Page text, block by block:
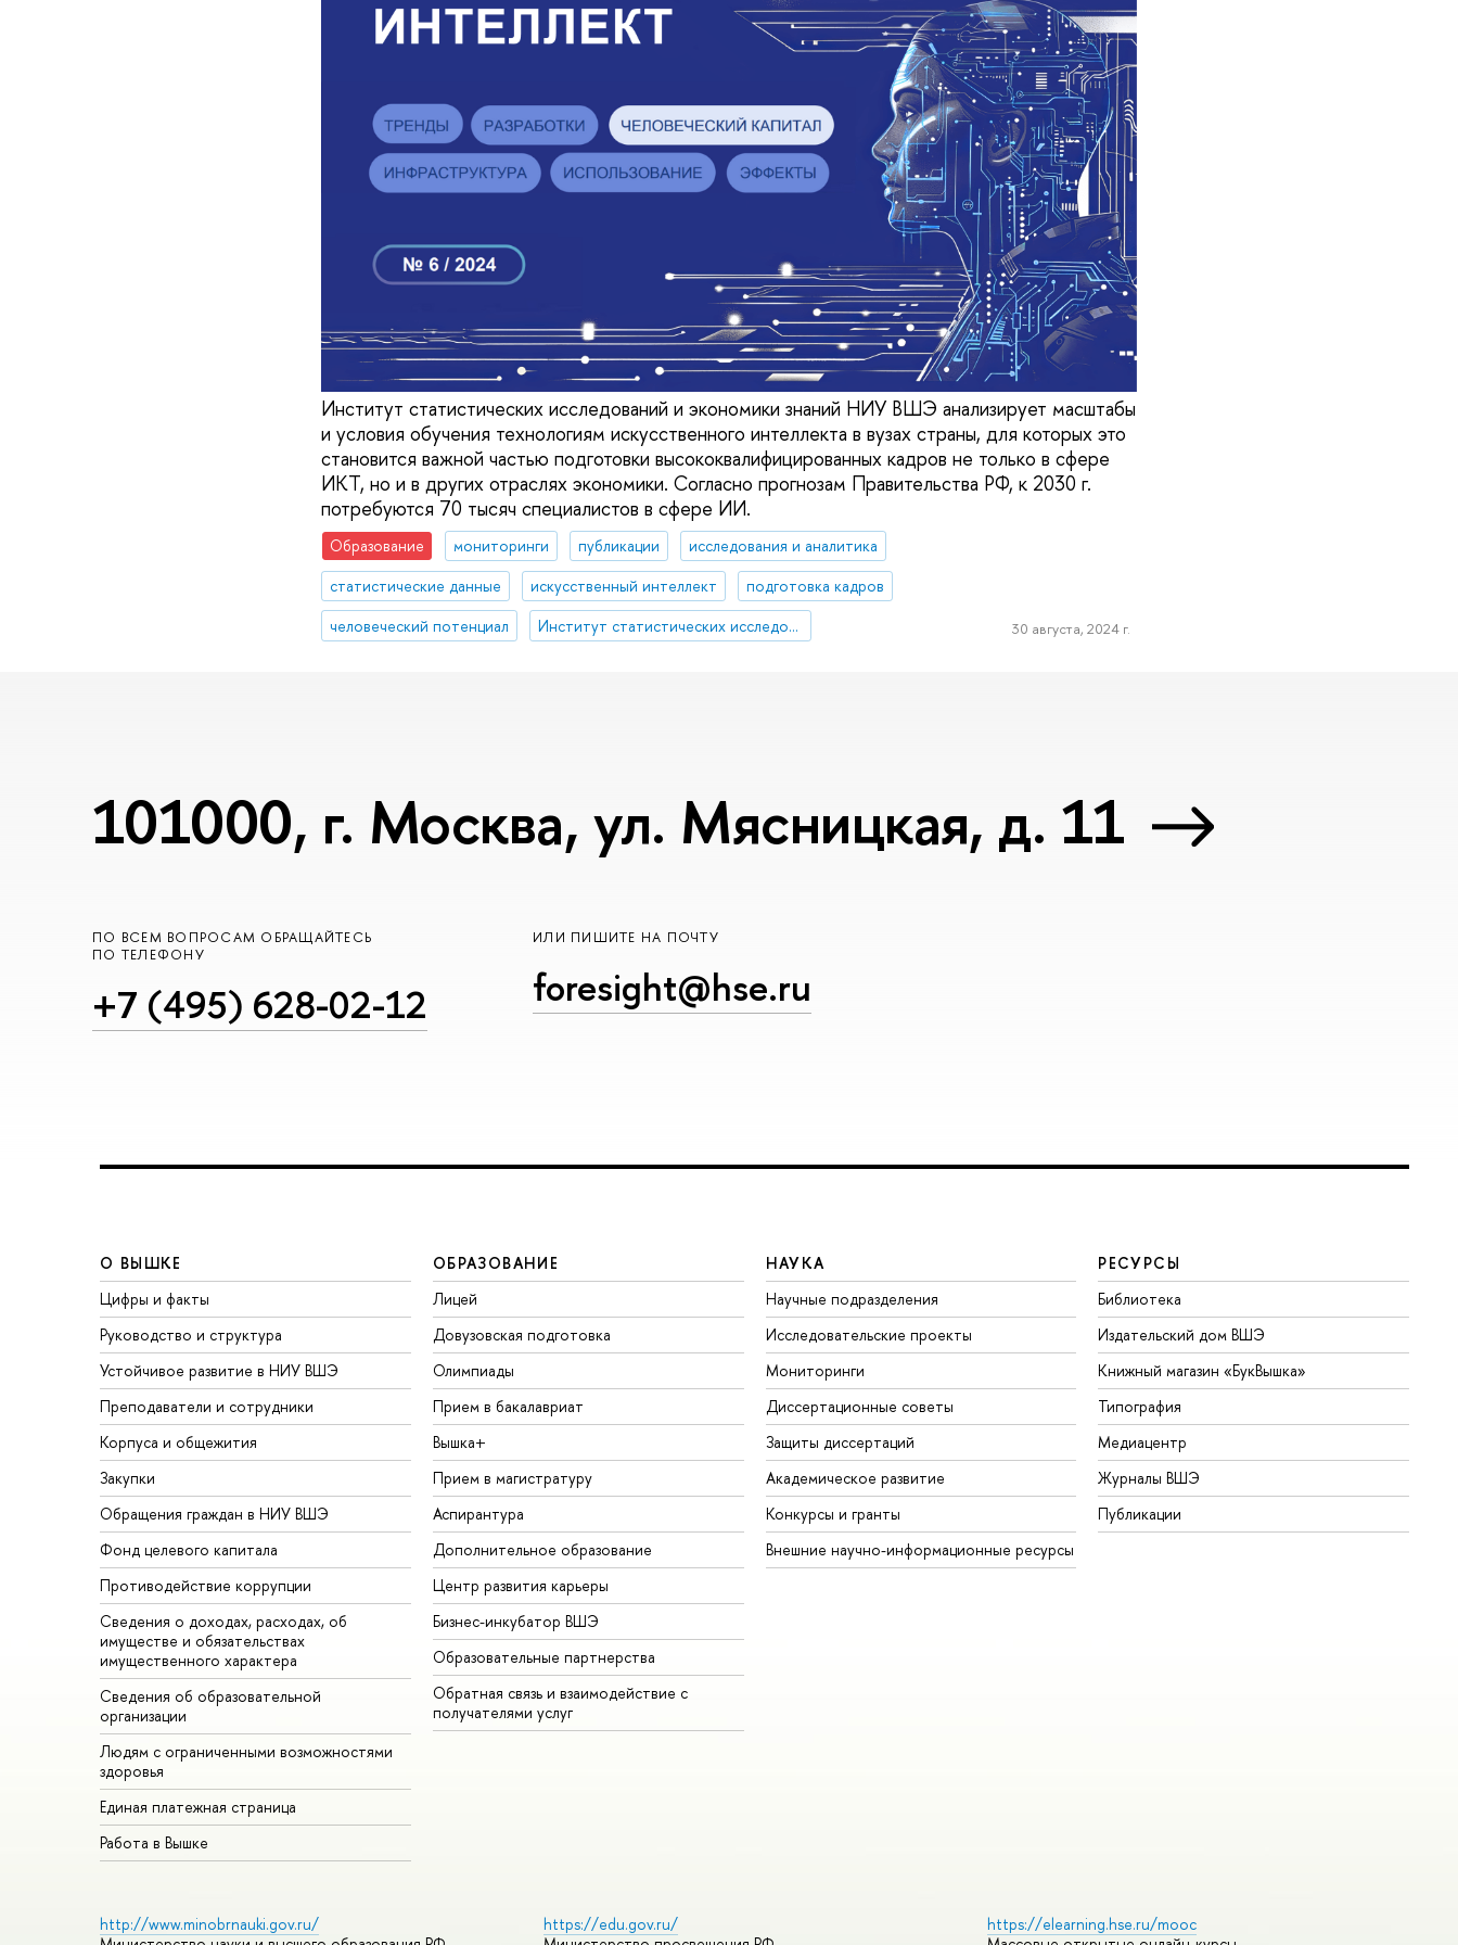
Институт статистических исследований и экономики знаний НИУ ВШЭ анализирует масштабы
и условия обучения технологиям искусственного интеллекта в вузах страны, для которых это
становится важной частью подготовки высококвалифицированных кадров не только в сфере
ИКТ, но и в других отраслях экономики. Согласно прогнозам Правительства РФ, к 2030 г.
потребуются 70 тысяч специалистов в сфере ИИ.
Образование мониторинги публикации
исследования и аналитика
статистические данные
искусственный интеллект
подготовка кадров
человеческий потенциал
Институт статистических исследований и экономики знаний 30 августа, 2024 г.
101000, г. Москва, ул. Мясницкая, д. 11
ПО ВСЕМ ВОПРОСАМ ОБРАЩАЙТЕСЬ
ПО ТЕЛЕФОНУ
+7 (495) 628-02-12
ИЛИ ПИШИТЕ НА ПОЧТУ
foresight@hse.ru
О ВЫШКЕ
Цифры и факты
Руководство и структура
Устойчивое развитие в НИУ ВШЭ
Преподаватели и сотрудники
Корпуса и общежития
Закупки
Обращения граждан в НИУ ВШЭ
Фонд целевого капитала
Противодействие коррупции
Сведения о доходах, расходах, об
имуществе и обязательствах
имущественного характера
Сведения об образовательной
организации
Людям с ограниченными возможностями
здоровья
Единая платежная страница
Работа в Вышке
ОБРАЗОВАНИЕ
Лицей
Довузовская подготовка
Олимпиады
Прием в бакалавриат
Вышка+
Прием в магистратуру
Аспирантура
Дополнительное образование
Центр развития карьеры
Бизнес-инкубатор ВШЭ
Образовательные партнерства
Обратная связь и взаимодействие с
получателями услуг
НАУКА
Научные подразделения
Исследовательские проекты
Мониторинги
Диссертационные советы
Защиты диссертаций
Академическое развитие
Конкурсы и гранты
Внешние научно-информационные ресурсы
РЕСУРСЫ
Библиотека
Издательский дом ВШЭ
Книжный магазин «БукВышка»
Типография
Медиацентр
Журналы ВШЭ
Публикации
http://www.minobrnauki.gov.ru/
https://edu.gov.ru/
https://elearning.hse.ru/mooc